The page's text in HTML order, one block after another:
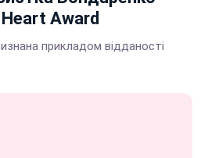
Аward
прикладом відданості